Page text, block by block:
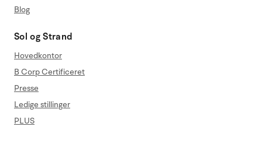
Blog
Sol og Strand
Hovedkontor
B Corp Certificeret
Presse
Ledige stillinger
PLUS